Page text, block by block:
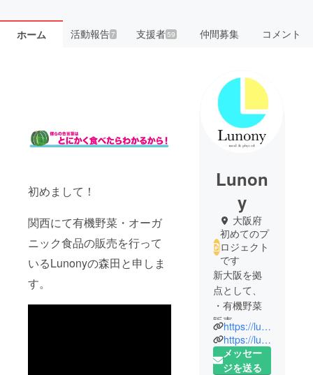
ホーム 活動報告7 支援者59 仲間募集 コメント
初めまして！
関西にて有機野菜・オーガ
ニック食品の販売を行って
いるLunonyの森田と申しま
す。
Lunon
y
大阪府
初めてのプ
ロジェクト
です
新大阪を拠
点として、
・有機野菜
販売
・オーガ
ニックの調
味料
https://lunony.com/
https://lunony.stores.jp/
メッセー
ジを送る